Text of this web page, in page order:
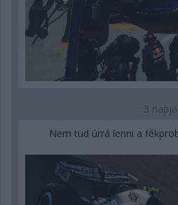
3 napja
Nem tud úrrá lenni a